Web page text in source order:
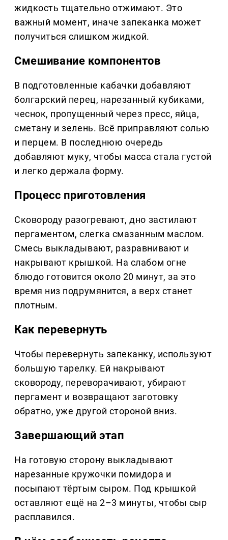
жидкость тщательно отжимают. Это
важный момент, иначе запеканка может
получиться слишком жидкой.
Смешивание компонентов
В подготовленные кабачки добавляют
болгарский перец, нарезанный кубиками,
чеснок, пропущенный через пресс, яйца,
сметану и зелень. Всё приправляют солью
и перцем. В последнюю очередь
добавляют муку, чтобы масса стала густой
и легко держала форму.
Процесс приготовления
Сковороду разогревают, дно застилают
пергаментом, слегка смазанным маслом.
Смесь выкладывают, разравнивают и
накрывают крышкой. На слабом огне
блюдо готовится около 20 минут, за это
время низ подрумянится, а верх станет
плотным.
Как перевернуть
Чтобы перевернуть запеканку, используют
большую тарелку. Ей накрывают
сковороду, переворачивают, убирают
пергамент и возвращают заготовку
обратно, уже другой стороной вниз.
Завершающий этап
На готовую сторону выкладывают
нарезанные кружочки помидора и
посыпают тёртым сыром. Под крышкой
оставляют ещё на 2–3 минуты, чтобы сыр
расплавился.